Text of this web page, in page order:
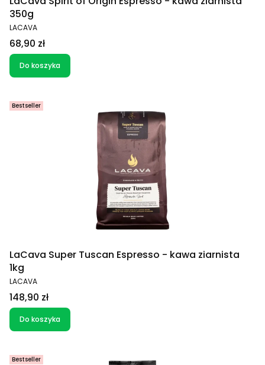
350g
PRODUCENT
LACAVA
Cena
68,90 zł
Do koszyka
Bestseller
LaCava Super Tuscan Espresso - kawa ziarnista
1kg
PRODUCENT
LACAVA
Cena
148,90 zł
Do koszyka
Bestseller